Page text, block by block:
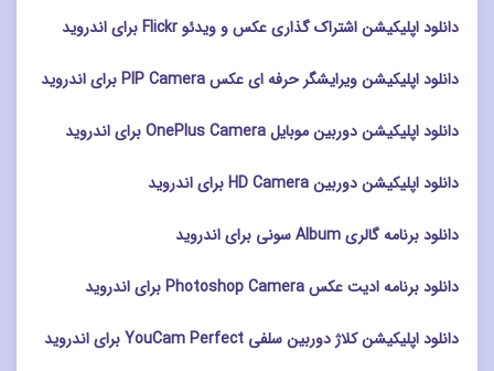
دانلود اپلیکیشن اشتراک گذاری عکس و ویدئو Flickr برای اندروید
دانلود اپلیکیشن ویرایشگر حرفه ای عکس PIP Camera برای اندروید
دانلود اپلیکیشن دوربین موبایل OnePlus Camera برای اندروید
دانلود اپلیکیشن دوربین HD Camera برای اندروید
دانلود برنامه گالری Album سونی برای اندروید
دانلود برنامه ادیت عکس Photoshop Camera برای اندروید
دانلود اپلیکیشن کلاژ دوربین سلفی YouCam Perfect برای اندروید